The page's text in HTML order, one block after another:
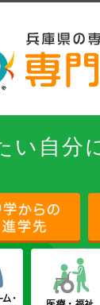
い自分